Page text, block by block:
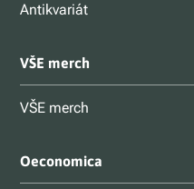
Antikvariát
VŠE merch
VŠE merch
Oeconomica